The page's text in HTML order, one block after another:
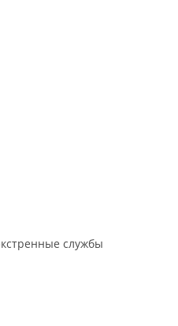
службы